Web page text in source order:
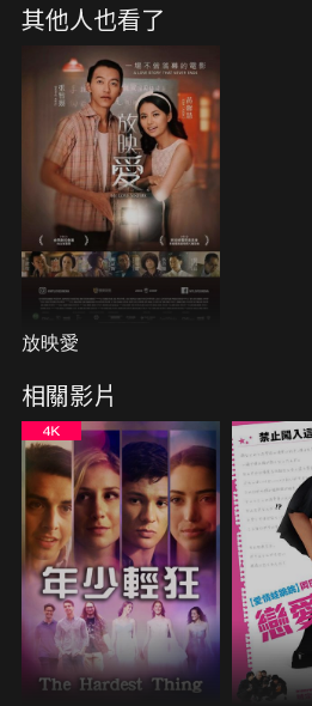
麼多年來一直誤會林羽，最終命運
起。
其他人也看了
放映愛
相關影片